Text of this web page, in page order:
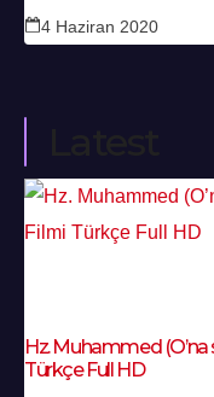
4 Haziran 2020
Hz. Muhammed (O’na
Türkçe Full HD